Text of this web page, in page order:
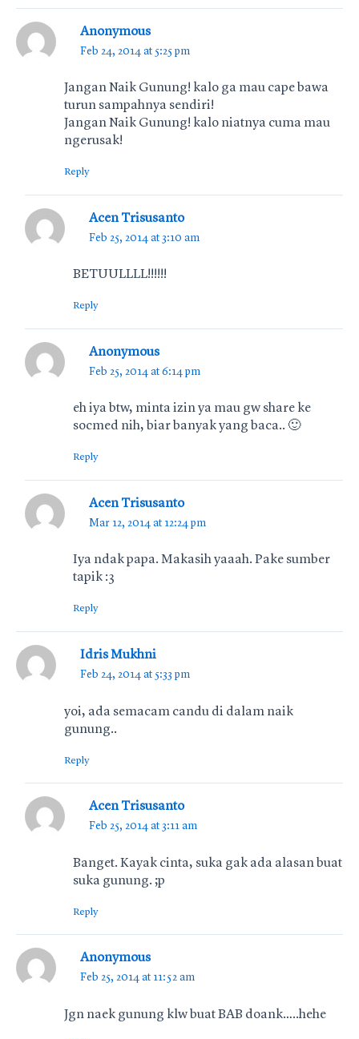
Anonymous
Feb 24, 2014 at 5:25 pm
Jangan Naik Gunung! kalo ga mau cape bawa
turun sampahnya sendiri!
Jangan Naik Gunung! kalo niatnya cuma mau
ngerusak!
Reply
Acen Trisusanto
Feb 25, 2014 at 3:10 am
BETUULLLL!!!!!!
Reply
Anonymous
Feb 25, 2014 at 6:14 pm
eh iya btw, minta izin ya mau gw share ke
socmed nih, biar banyak yang baca.. 🙂
Reply
Acen Trisusanto
Mar 12, 2014 at 12:24 pm
Iya ndak papa. Makasih yaaah. Pake sumber
tapik :3
Reply
Idris Mukhni
Feb 24, 2014 at 5:33 pm
yoi, ada semacam candu di dalam naik
gunung..
Reply
Acen Trisusanto
Feb 25, 2014 at 3:11 am
Banget. Kayak cinta, suka gak ada alasan buat
suka gunung. ;p
Reply
Anonymous
Feb 25, 2014 at 11:52 am
Jgn naek gunung klw buat BAB doank…..hehe